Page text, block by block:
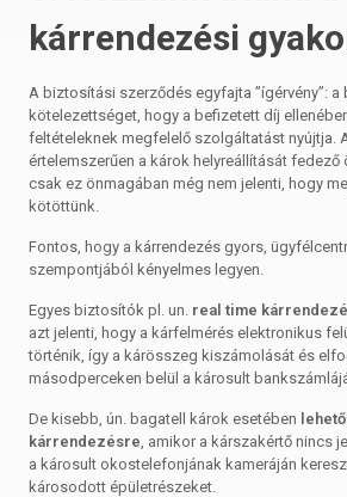
kárrendezési
A biztosítási szerződés egyfajta ”ígérvény”: a
kötelezettséget, hogy a befizetett díj
feltételeknek megfelelő szolgáltatást nyújtja.
értelemszerűen a károk helyreállítását
csak ez önmagában még nem jelenti, hogy
kötöttünk.
Fontos, hogy a kárrendezés gyors,
szempontjából kényelmes legyen.
Egyes biztosítók pl. un. real time
azt jelenti, hogy a kárfelmérés elektronikus
történik, így a kárösszeg kiszámolását és
másodperceken belül a károsult
De kisebb, ún. bagatell károk esetében
kárrendezésre, amikor a kárszakértő nincs
a károsult okostelefonjának kameráján
károsodott épületrészeket.